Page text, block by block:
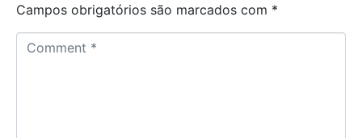
Campos obrigatórios são marcados com *